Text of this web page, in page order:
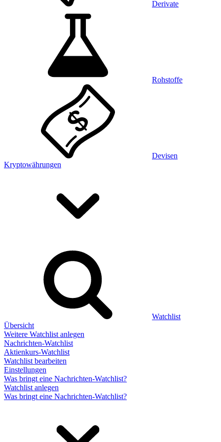
Derivate
Rohstoffe
Devisen
Kryptowährungen
Watchlist
Übersicht
Weitere Watchlist anlegen
Nachrichten-Watchlist
Aktienkurs-Watchlist
Watchlist bearbeiten
Einstellungen
Was bringt eine Nachrichten-Watchlist?
Watchlist anlegen
Was bringt eine Nachrichten-Watchlist?